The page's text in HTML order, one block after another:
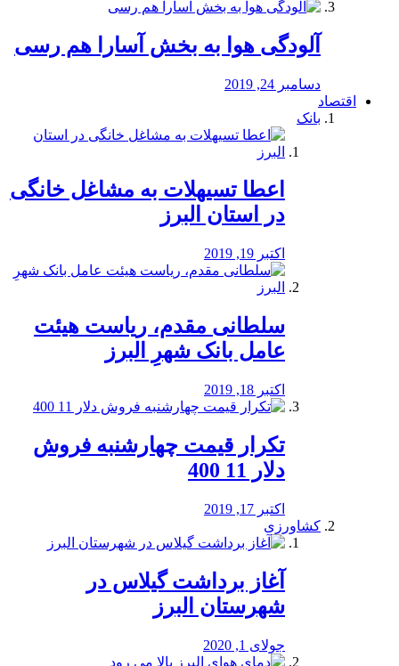
آلودگی هوا به بخش آسارا هم رسی
دسامبر 24, 2019
اقتصاد
بانک
️اعطا تسیهلات به مشاغل خانگی
در استان البرز
اکتبر 19, 2019
سلطانی مقدم، ریاست هیئت
عامل بانک شهرِ البرز
اکتبر 18, 2019
تکرار قیمت چهارشنبه فروش
دلار 11 400
اکتبر 17, 2019
کشاورزی
آغاز برداشت گیلاس در
شهرستان البرز
جولای 1, 2020